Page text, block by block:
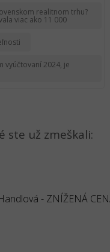
realitnom trhu?
viac ako 11 000
vyúčtovaní 2024, je
ste už zmeškali: